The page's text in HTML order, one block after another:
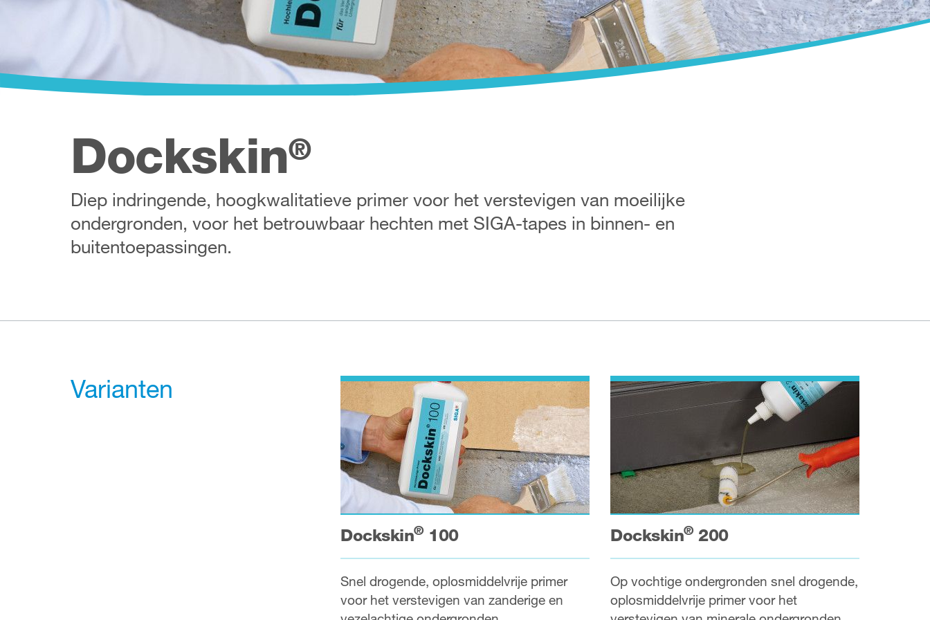
Dockskin®
Diep indringende, hoogkwalitatieve primer voor het verstevigen van moeilijke
ondergronden, voor het betrouwbaar hechten met SIGA-tapes in binnen- en
buitentoepassingen.
Varianten
Dockskin®100
Snel drogende, oplosmiddelvrije primer
voor het verstevigen van zanderige en
Dockskin® 200
Op vochtige ondergronden snel drogende,
oplosmiddelvrije primer voor het